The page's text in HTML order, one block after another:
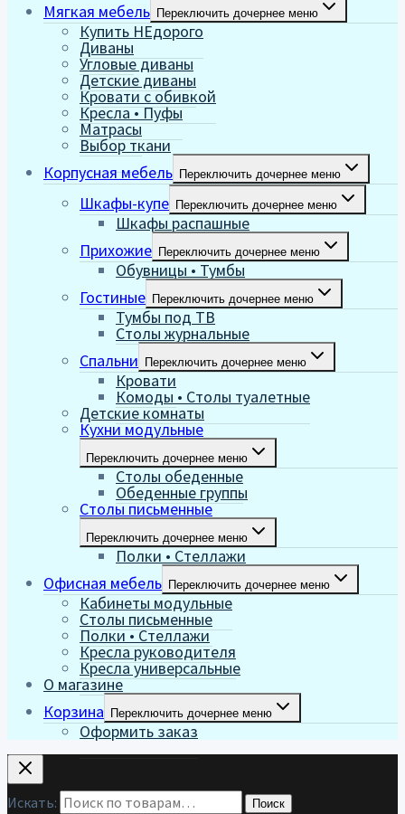
Мягкая мебель Переключить дочернее меню
Купить НЕдорого
Диваны
Угловые диваны
Детские диваны
Кровати с обивкой
Кресла • Пуфы
Матрасы
Выбор ткани
Корпусная мебель Переключить дочернее меню
Шкафы-купе Переключить дочернее меню
Шкафы распашные
Прихожие Переключить дочернее меню
Обувницы • Тумбы
Гостиные Переключить дочернее меню
Тумбы под ТВ
Столы журнальные
Спальни Переключить дочернее меню
Кровати
Комоды • Столы туалетные
Детские комнаты
Кухни модульные
Переключить дочернее меню
Столы обеденные
Обеденные группы
Столы письменные
Переключить дочернее меню
Полки • Стеллажи
Офисная мебель Переключить дочернее меню
Кабинеты модульные
Столы письменные
Полки • Стеллажи
Кресла руководителя
Кресла универсальные
О магазине
Корзина Переключить дочернее меню
Оформить заказ
Искать: Поиск